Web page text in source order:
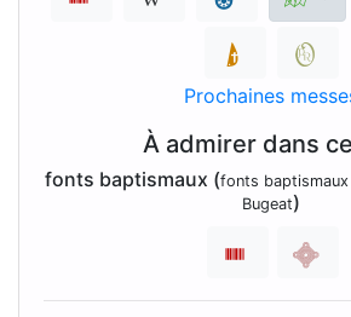
Prochaines
À admirer dans
fonts baptismaux (fonts
Bugeat)